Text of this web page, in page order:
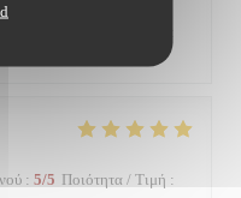
: 5/5 Ποιότητα / Τιμή :